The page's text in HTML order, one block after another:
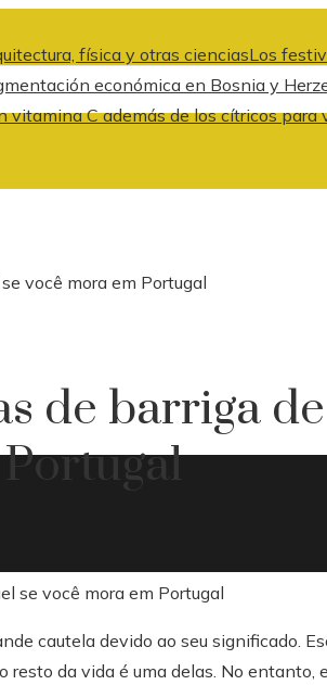
física y otras cienciasLos
económica en Bosnia y
C además de los cítricos para
você mora em Portugal
de barriga
cautela devido ao seu significado.
resto da vida é uma delas. No entanto,